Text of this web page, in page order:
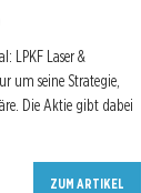
LPKF Laser &
um seine Strategie,
Die Aktie gibt dabei
ZUM ARTIKEL